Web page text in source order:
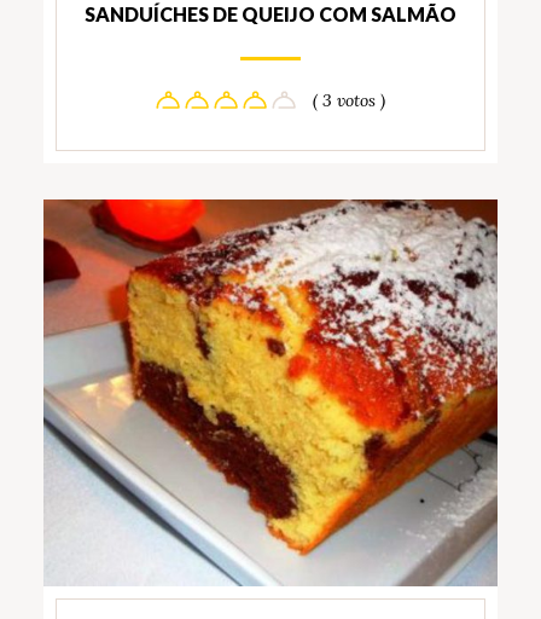
SANDUÍCHES DE QUEIJO COM SALMÃO
( 3 votos )